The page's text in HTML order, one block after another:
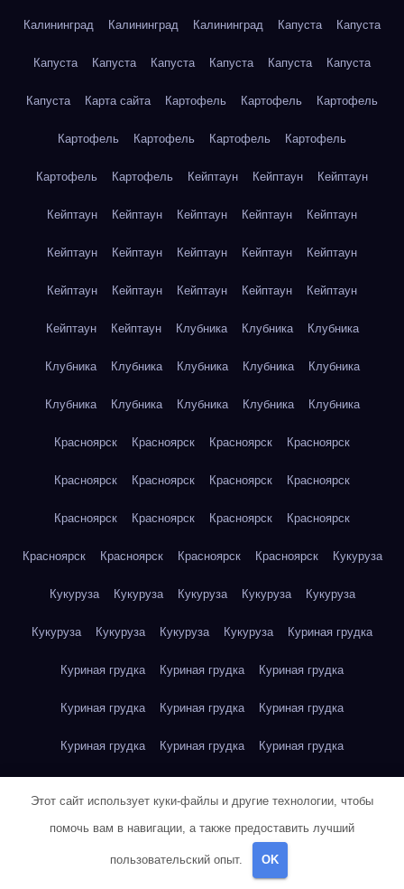
Калининград Калининград Калининград Капуста Капуста
Капуста Капуста Капуста Капуста Капуста Капуста
Капуста Карта сайта Картофель Картофель Картофель
Картофель Картофель Картофель Картофель
Картофель Картофель Кейптаун Кейптаун Кейптаун
Кейптаун Кейптаун Кейптаун Кейптаун Кейптаун
Кейптаун Кейптаун Кейптаун Кейптаун Кейптаун
Кейптаун Кейптаун Кейптаун Кейптаун Кейптаун
Кейптаун Кейптаун Клубника Клубника Клубника
Клубника Клубника Клубника Клубника Клубника
Клубника Клубника Клубника Клубника Клубника
Красноярск Красноярск Красноярск Красноярск
Красноярск Красноярск Красноярск Красноярск
Красноярск Красноярск Красноярск Красноярск
Красноярск Красноярск Красноярск Красноярск Кукуруза
Кукуруза Кукуруза Кукуруза Кукуруза Кукуруза
Кукуруза Кукуруза Кукуруза Кукуруза Куриная грудка
Куриная грудка Куриная грудка Куриная грудка
Куриная грудка Куриная грудка Куриная грудка
Куриная грудка Куриная грудка Куриная грудка
Куриное яйцо
Куриное яйцо Куриное яйцо Куриное яйцо
Этот сайт использует куки-файлы и другие технологии, чтобы
помочь вам в навигации, а также предоставить лучший
пользовательский опыт. OK